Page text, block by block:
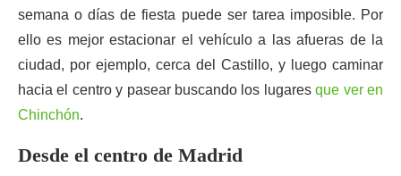
semana o días de fiesta puede ser tarea imposible. Por
ello es mejor estacionar el vehículo a las afueras de la
ciudad, por ejemplo, cerca del Castillo, y luego caminar
hacia el centro y pasear buscando los lugaresque ver en
Chinchón.
Desde el centro de Madrid